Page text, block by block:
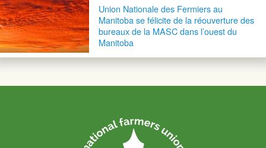
Union Nationale des Fermiers au
Manitoba se félicite de la réouverture des
bureaux de la MASC dans l’ouest du
Manitoba